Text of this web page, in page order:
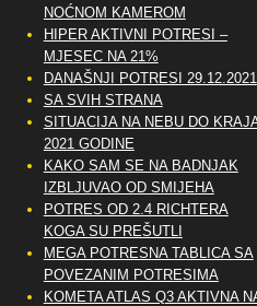
NOĆNOM KAMEROM
HIPER AKTIVNI POTRESI –
MJESEC NA 21%
DANAŠNJI POTRESI 29.12.2021
SA SVIH STRANA
SITUACIJA NA NEBU DO
2021 GODINE
KAKO SAM SE NA BADNJAK
IZBLJUVAO OD SMIJEHA
POTRES OD 2.4 RICHTERA
KOGA SU PREŠUTLI
MEGA POTRESNA TABLICA SA
POVEZANIM POTRESIMA
KOMETA ATLAS Q3 AKTIVNA